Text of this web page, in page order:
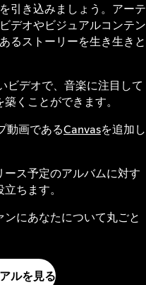
引き込みましょう。アーテ
デオやビジュアルコンテン
るストーリーを生き生きと
ビデオで、音楽に注目して
くことができます。
動画であるCanvasを追加し
ース予定のアルバムに対す
ちます。
ンにあなたについて丸ごと
ルを見る